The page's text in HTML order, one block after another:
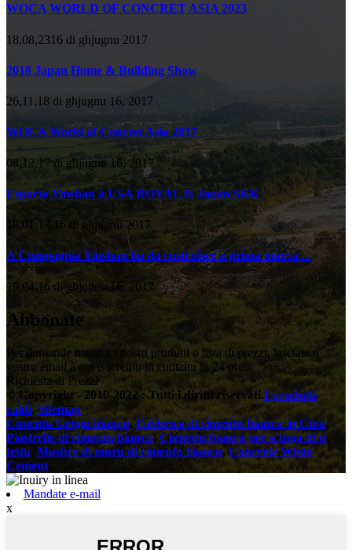
WOCA WORLD OF CONCRET ASIA 2023
18,08,2316 di ghjugnu 2017
2018 Japan Home & Building Show
26,11,18 di ghjugnu 16, 2017
WOCA World of Concret Asia 2017
08,12,17 di ghjugnu 16, 2017
Esporta Yinshan à USA ROYAL & Japan SKK
18,01,17 16 di ghjugnu 2017
A Cumpagnia Yinshan hà da custruisce a prima marca ...
19,04,16 di ghjugnu 16, 2017
Abbonate
Per dumande nantu à i nostri prudutti o lista di prezzi, lasciate u
vostru email à noi è seremu in cuntattu in 24 ore.
Richiesta di Prezzi
© Copyright - 2010-2022 : Tutti i diritti riservati.I prudutti
caldi,Sitemap
Cimentu Grigiu biancu, Fabbrica di cimentu biancu in Cina,
Piastrelle di cimentu biancu,Cimentu biancu per a fuga di u
tettu Mastice di muru di cimentu biancu,Concrete White
Cement,
Mandate e-mail
x